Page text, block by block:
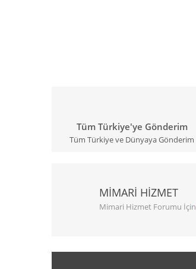
Tüm Türkiye'ye Gönderim
Tüm Türkiye ve Dünyaya Gönderim
MİMARİ HİZMET
Mimari Hizmet Forumu İçin